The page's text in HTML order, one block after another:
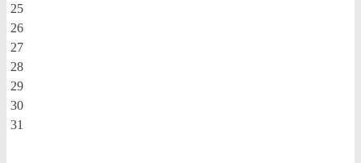
25
26
27
28
29
30
31